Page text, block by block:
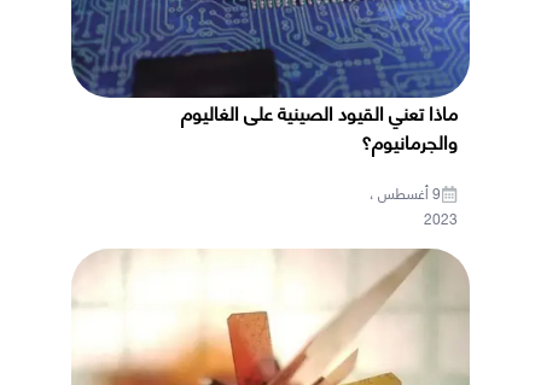
ماذا تعني القيود الصينية على الغاليوم
والجرمانيوم؟
9 أغسطس ،
2023